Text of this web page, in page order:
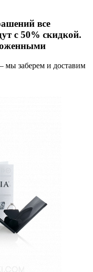
все
с 50% скидкой.
мы заберем и доставим